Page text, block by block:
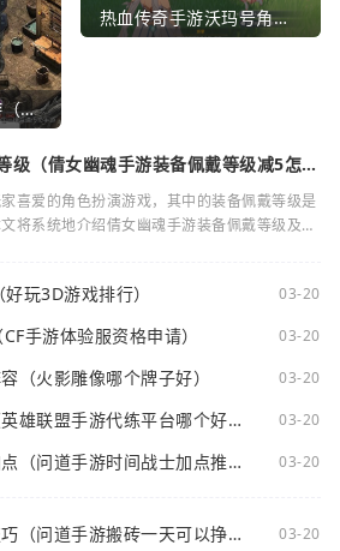
华为玩不了VIVO手游（华为玩不了VIVO手游怎么办）
热血传奇手游沃玛号角（热血传奇沃玛装备隐藏属性）
级（倩女幽魂手游装备佩戴等级减5怎么
喜爱的角色扮演游戏，其中的装备佩戴等级是
将系统地介绍倩女幽魂手游装备佩戴等级及其
玩3D游戏排行） 03-20
手游体验服资格申请） 03-20
（火影雕像哪个牌子好） 03-20
雄联盟手游代练平台哪个好
03-20
（问道手游时间战士加点推
03-20
（问道手游搬砖一天可以挣多
03-20